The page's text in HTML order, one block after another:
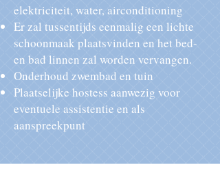
elektriciteit, water, airconditioning
Er zal tussentijds eenmalig een lichte
schoonmaak plaatsvinden en het bed-
en bad linnen zal worden vervangen.
Onderhoud zwembad en tuin
Plaatselijke hostess aanwezig voor
eventuele assistentie en als
aanspreekpunt